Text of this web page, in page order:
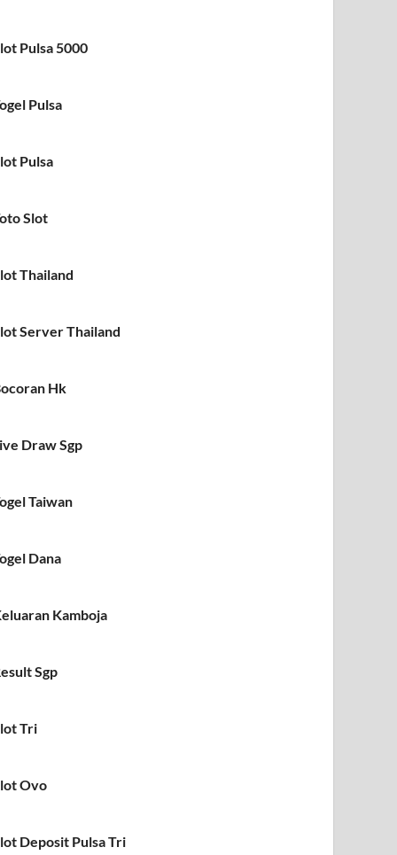
Pulsa 5000
Pulsa
Pulsa
Slot
Thailand
Server Thailand
Hk
Draw Sgp
Taiwan
Dana
Kamboja
Sgp
Tri
Ovo
Deposit Pulsa Tri